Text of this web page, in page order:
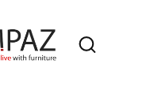
Otwórz